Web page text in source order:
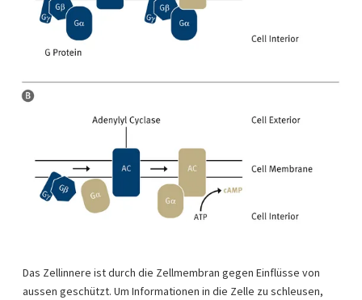
Das Zellinnere ist durch die Zellmembran gegen Einflüsse von
aussen geschützt. Um Informationen in die Zelle zu schleusen,